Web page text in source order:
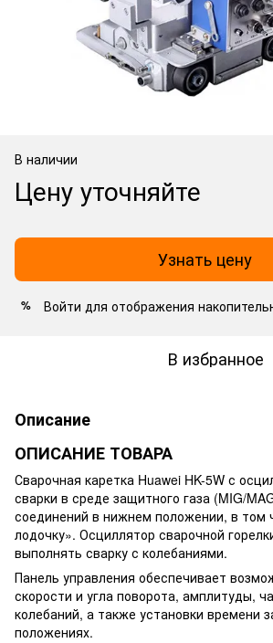
В наличии
Цену уточняйте
Узнать цену
% Войти для отображения
В избранное
Описание
ОПИСАНИЕ ТОВАРА
Сварочная каретка Huawei HK-5W с
сварки в среде защитного газа (MIG/
соединений в нижнем положении, в том
лодочку». Осциллятор сварочной
выполнять сварку с колебаниями.
Панель управления обеспечивает
скорости и угла поворота, амплитуды,
колебаний, а также установки времени
положениях.